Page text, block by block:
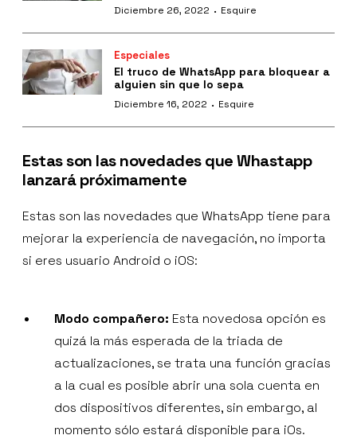
Diciembre 26, 2022 · Esquire
Especiales
El truco de WhatsApp para bloquear a
alguien sin que lo sepa
Diciembre 16, 2022 · Esquire
Estas son las novedades que Whastapp
lanzará próximamente
Estas son las novedades que WhatsApp tiene para
mejorar la experiencia de navegación, no importa
si eres usuario Android o iOS:
Modo compañero: Esta novedosa opción es
quizá la más esperada de la triada de
actualizaciones, se trata una función gracias
a la cual es posible abrir una sola cuenta en
dos dispositivos diferentes, sin embargo, al
momento sólo estará disponible para iOs.